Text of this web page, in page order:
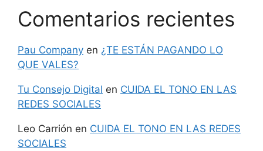
Comentarios recientes
Pau Company en ¿TE ESTÁN PAGANDO LO
QUE VALES?
Tu Consejo Digital en CUIDA EL TONO EN LAS
REDES SOCIALES
Leo Carrión en CUIDA EL TONO EN LAS REDES
SOCIALES